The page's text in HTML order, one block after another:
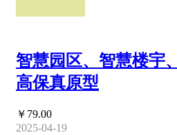
智慧园区、智慧楼宇
高保真原型
￥79.00
2025-04-19